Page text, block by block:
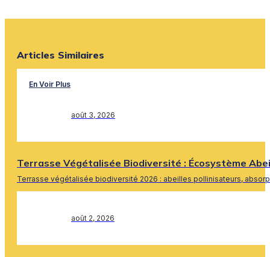
Articles Similaires
En Voir Plus
août 3, 2026
Terrasse Végétalisée Biodiversité : Écosystème
Terrasse végétalisée biodiversité 2026 : abeilles pollinisateurs,
août 2, 2026